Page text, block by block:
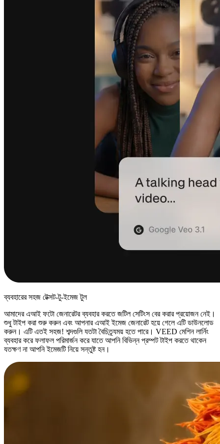
ব্যবহারের সহজ টেক্সট-টু-ইমেজ টুল
আমাদের এআই ফটো জেনারেটর ব্যবহার করতে জটিল সেটিংস বের করার প্রয়োজন নেই।
শুধু টাইপ করা শুরু করুন এবং আপনার এআই ইমেজ জেনারেট হয়ে গেলে এটি ডাউনলোড
করুন। এটি এতই সহজ! শব্দগুলি যতটা বৈচিত্র্যময় হতে পারে। VEED মেশিন লার্নিং
ব্যবহার করে ফলাফল পরিমার্জন করে যাতে আপনি বিভিন্ন প্রম্পট টাইপ করতে থাকেন
যতক্ষণ না আপনি ইমেজটি নিয়ে সন্তুষ্ট হন।